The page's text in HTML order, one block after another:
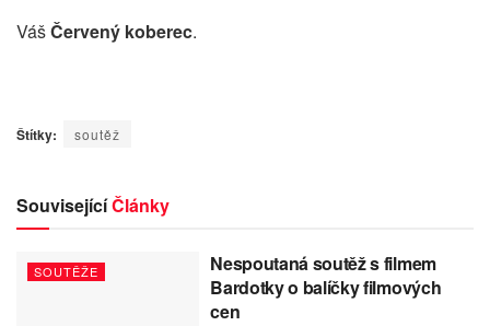
VášČervený koberec.
Štítky: soutěž
SouvisejícíČlánky
SOUTĚŽE
Nespoutaná soutěž s filmem
Bardotky o balíčky filmových
cen